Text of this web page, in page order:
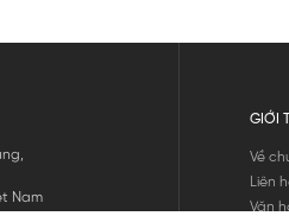
Nam
GIỚI
Về
Liên
Văn